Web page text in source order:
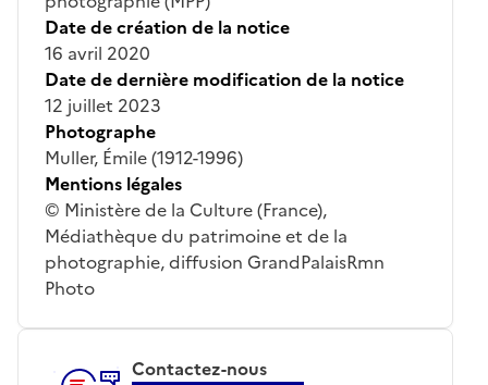
Date de création de la notice
16 avril 2020
Date de dernière modification de la notice
12 juillet 2023
Photographe
Muller, Émile (1912-1996)
Mentions légales
© Ministère de la Culture (France),
Médiathèque du patrimoine et de la
photographie, diffusion GrandPalaisRmn
Photo
Contactez-nous